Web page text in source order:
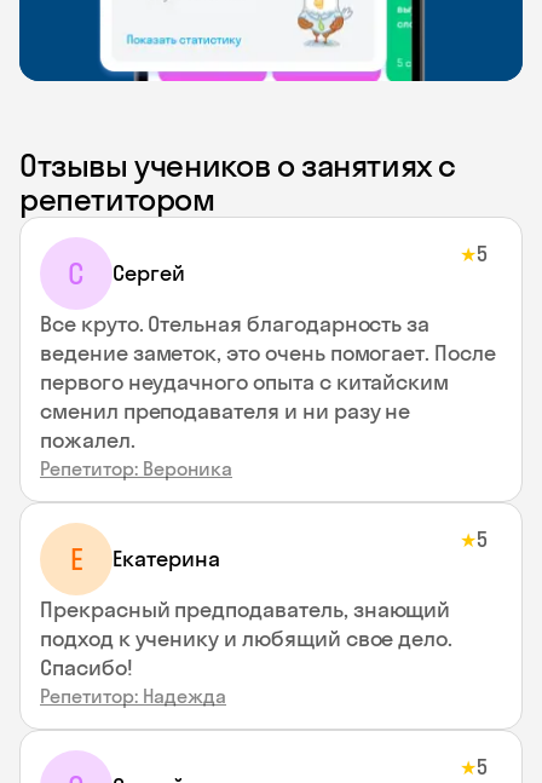
Отзывы учеников о занятиях с
репетитором
С Сергей
★5
Все круто. Отельная благодарность за
ведение заметок, это очень помогает. После
первого неудачного опыта с китайским
сменил преподавателя и ни разу не
пожалел.
Репетитор: Вероника
Е Екатерина
★5
Прекрасный предподаватель, знающий
подход к ученику и любящий свое дело.
Спасибо!
Репетитор: Надежда
★5